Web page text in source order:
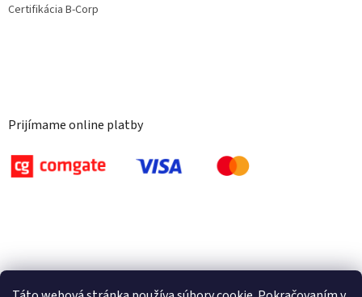
Certifikácia B-Corp
Prijímame online platby